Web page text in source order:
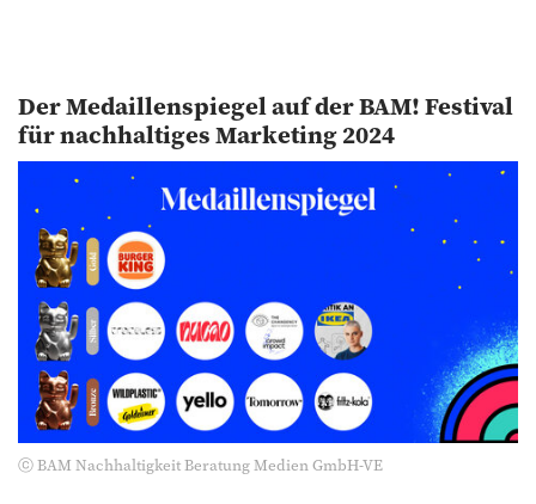
Der Medaillenspiegel auf der BAM! Festival
für nachhaltiges Marketing 2024
ⓒ BAM Nachhaltigkeit Beratung Medien GmbH-VE